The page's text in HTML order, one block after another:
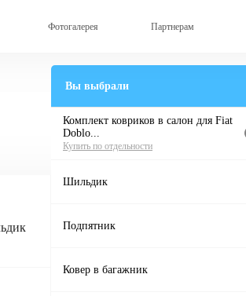
Фотогалерея Партнерам
Вы выбрали
Комплект ковриков в салон для Fiat
Doblo...
Купить по отдельности
Шильдик
Подпятник
Ковер в багажник